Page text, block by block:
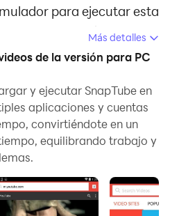
para ejecutar esta
tu PC, y con él
inmersiva de Android.
revolucionaria que
videos de
MP3 o archivos de
Puede guardar videos
Más detalles
de la versión para PC
y ejecutar SnapTube en
aplicaciones y cuentas
convirtiéndote en un
equilibrando trabajo y